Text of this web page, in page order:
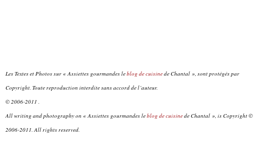
Les Textes et Photos sur « Assiettes gourmandes leblog de cuisinede Chantal », sont protégés par
Copyright. Toute reproduction interdite sans accord de l’auteur.
© 2006-2011 .
All writing and photography on « Assiettes gourmandes leblog de cuisinede Chantal », is Copyright ©
2006-2011. All rights reserved.